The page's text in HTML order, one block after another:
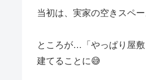
当初は、実家の空きスペ
ところが…「やっぱり屋
建てることに😅